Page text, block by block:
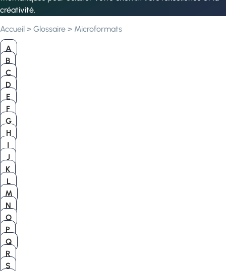
créativité.
Accueil > Glossaire > Microformats
A
B
C
D
E
F
G
H
I
J
K
L
M
N
O
P
Q
R
S